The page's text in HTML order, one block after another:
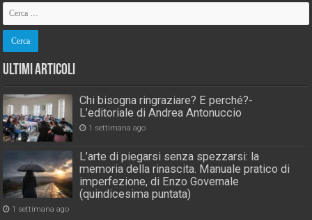
Ultimi Articoli
Chi bisogna ringraziare? E perché?-
L’editoriale di Andrea Antonuccio
1 settimana ago
L’arte di piegarsi senza spezzarsi: la
memoria della rinascita. Manuale pratico di
imperfezione, di Enzo Governale
(quindicesima puntata)
1 settimana ago